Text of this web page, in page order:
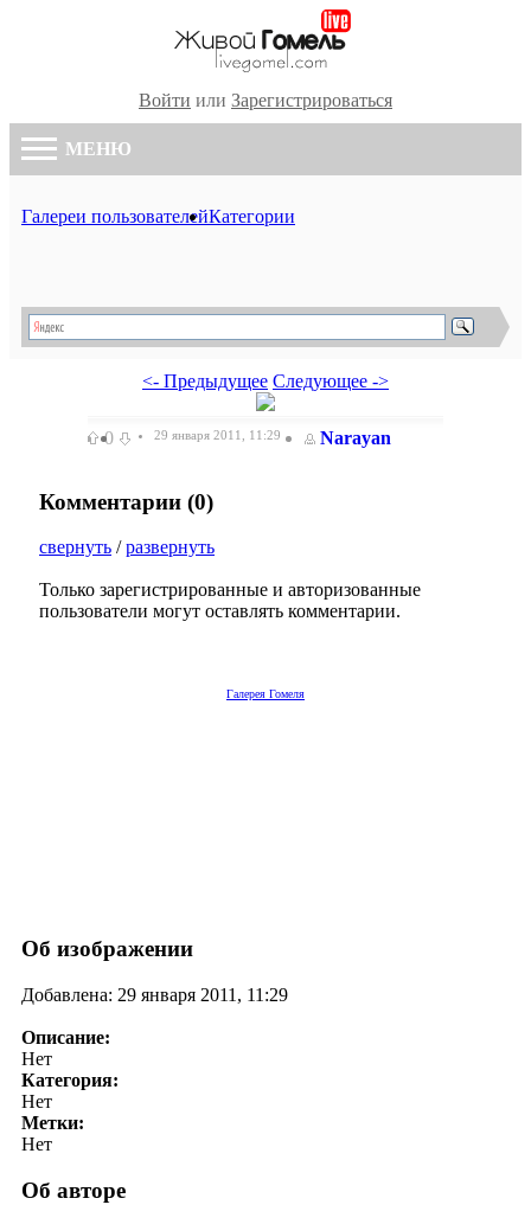
Войти или Зарегистрироваться
МЕНЮ
Галереи пользователейКатегории
<- Предыдущее Следующее ->
0 29 января 2011, 11:29 Narayan
Комментарии (0)
свернуть /развернуть
Только зарегистрированные и авторизованные
пользователи могут оставлять комментарии.
Галерея Гомеля
Об изображении
Добавлена: 29 января 2011, 11:29
Описание:
Нет
Категория:
Нет
Метки:
Нет
Об авторе